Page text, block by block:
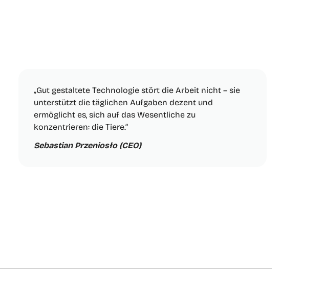
„Gut gestaltete Technologie stört die Arbeit nicht – sie
unterstützt die täglichen Aufgaben dezent und
ermöglicht es, sich auf das Wesentliche zu
konzentrieren: die Tiere.“
Sebastian Przeniosło (CEO)